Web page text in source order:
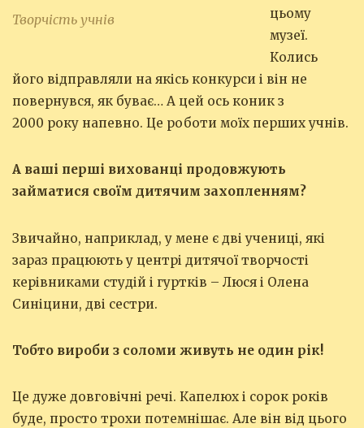
Творчість учнів
цьому
музеї.
Колись
його відправляли на якісь конкурси і він не
повернувся, як буває… А цей ось коник з
2000 року напевно. Це роботи моїх перших учнів.
А ваші перші вихованці продовжують
займатися своїм дитячим захопленням?
Звичайно, наприклад, у мене є дві учениці, які
зараз працюють у центрі дитячої творчості
керівниками студій і гуртків – Люся і Олена
Синіцини, дві сестри.
Тобто вироби з соломи живуть не один рік!
Це дуже довговічні речі. Капелюх і сорок років
буде, просто трохи потемнішає. Але він від цього